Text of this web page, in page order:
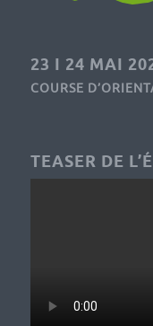
23 I 24 MAI
COURSE
TEASER DE